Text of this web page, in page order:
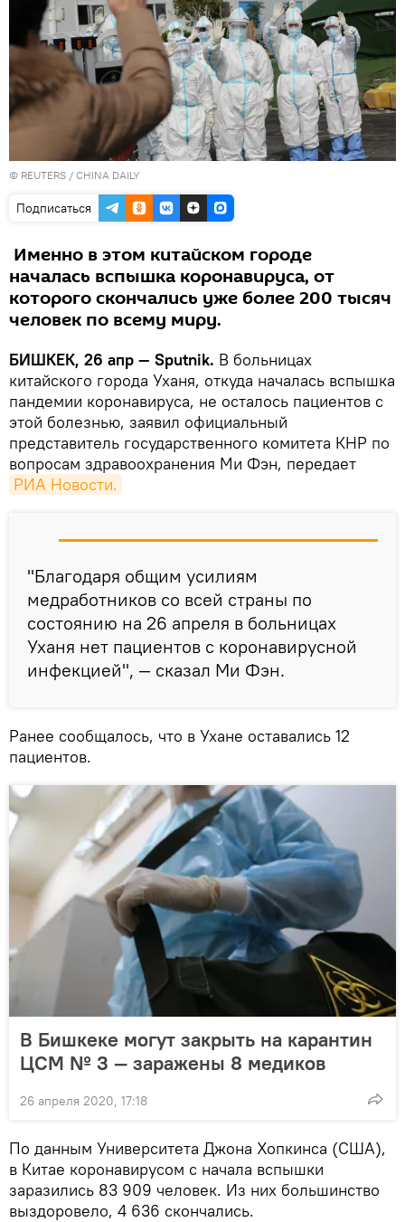
© REUTERS / CHINA DAILY
Подписаться
Именно в этом китайском городе
началась вспышка коронавируса, от
которого скончались уже более 200 тысяч
человек по всему миру.
БИШКЕК, 26 апр — Sputnik. В больницах
китайского города Уханя, откуда началась вспышка
пандемии коронавируса, не осталось пациентов с
этой болезнью, заявил официальный
представитель государственного комитета КНР по
вопросам здравоохранения Ми Фэн, передает
РИА Новости.
"Благодаря общим усилиям
медработников со всей страны по
состоянию на 26 апреля в больницах
Уханя нет пациентов с коронавирусной
инфекцией", — сказал Ми Фэн.
Ранее сообщалось, что в Ухане оставались 12
пациентов.
В Бишкеке могут закрыть на карантин
ЦСМ № 3 — заражены 8 медиков
26 апреля 2020, 17:18
По данным Университета Джона Хопкинса (США),
в Китае коронавирусом с начала вспышки
заразились 83 909 человек. Из них большинство
выздоровело, 4 636 скончались.